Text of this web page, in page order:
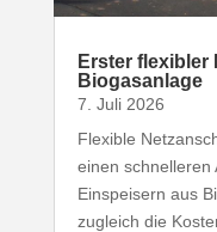
Erster flexibler
Biogasanlage
7. Juli 2026
Flexible
einen schnel­leren
Einspeisern aus
zugleich die